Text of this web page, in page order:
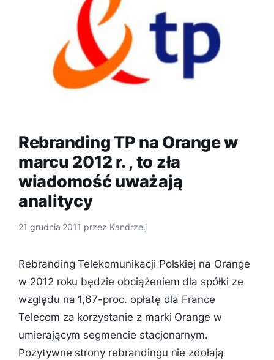
Rebranding TP na Orange w
marcu 2012 r. , to zła
wiadomość uważają
analitycy
21 grudnia 2011 przez Kandrze.j
Rebranding Telekomunikacji Polskiej na Orange
w 2012 roku będzie obciążeniem dla spółki ze
względu na 1,67-proc. opłatę dla France
Telecom za korzystanie z marki Orange w
umierającym segmencie stacjonarnym.
Pozytywne strony rebrandingu nie zdołają